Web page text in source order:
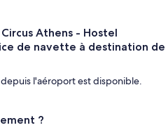
Athens - Hostel
de navette à destination de
l'aéroport est disponible.
?